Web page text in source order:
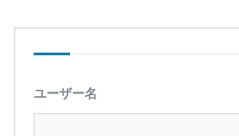
ユーザー名